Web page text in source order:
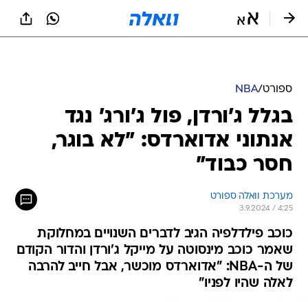
ספורט/
NBA
בגלל ג'ורדן, פול ג'ורג' נגד
אנתוני אדוארדס: "לא בוגר,
חסר כבוד"
מערכת וואלה ספורט
3.9.2024 / 4:25
כוכב פילדלפיה הגיב לדברים השנויים במחלוקת
שאמר כוכב מינסוטה על מייקל ג'ורדן והדור הקודם
של ה-NBA: "אדוארדס מוכשר, אבל חייב להרבה
לאלה שהיו לפניו"